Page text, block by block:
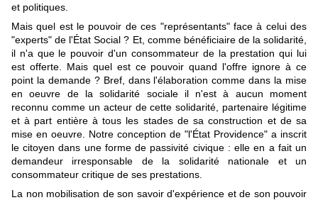
et politiques.
Mais quel est le pouvoir de ces "représentants" face à celui des
"experts" de l'État Social ? Et, comme bénéficiaire de la solidarité,
il n'a que le pouvoir d'un consommateur de la prestation qui lui
est offerte. Mais quel est ce pouvoir quand l'offre ignore à ce
point la demande ? Bref, dans l'élaboration comme dans la mise
en oeuvre de la solidarité sociale il n'est à aucun moment
reconnu comme un acteur de cette solidarité, partenaire légitime
et à part entière à tous les stades de sa construction et de sa
mise en oeuvre. Notre conception de "l'État Providence" a inscrit
le citoyen dans une forme de passivité civique : elle en a fait un
demandeur irresponsable de la solidarité nationale et un
consommateur critique de ses prestations.
La non mobilisation de son savoir d'expérience et de son pouvoir